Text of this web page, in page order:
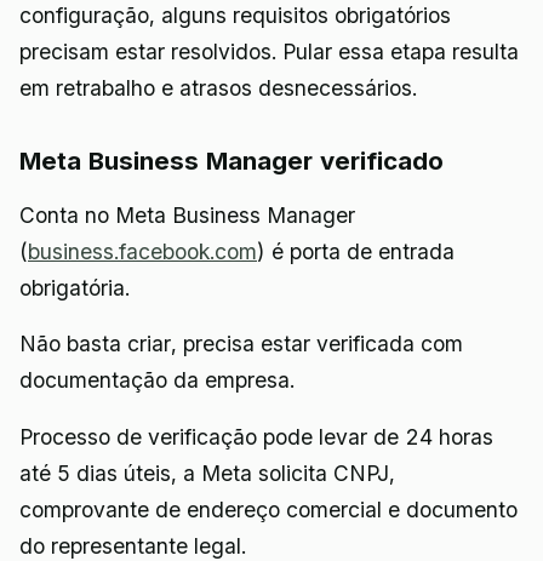
configuração, alguns requisitos obrigatórios
precisam estar resolvidos. Pular essa etapa resulta
em retrabalho e atrasos desnecessários.
Meta Business Manager verificado
Conta no Meta Business Manager
(business.facebook.com) é porta de entrada
obrigatória.
Não basta criar, precisa estar verificada com
documentação da empresa.
Processo de verificação pode levar de 24 horas
até 5 dias úteis, a Meta solicita CNPJ,
comprovante de endereço comercial e documento
do representante legal.